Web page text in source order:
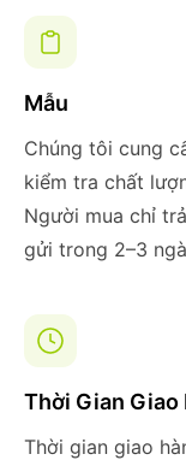
Mẫu
Chúng tôi cung
kiểm tra chất
Người mua chỉ
gửi trong 2–3
Thời Gian Giao
Thời gian giao